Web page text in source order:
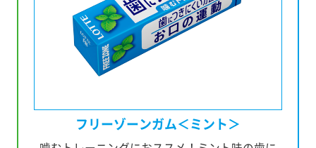
フリーゾーンガム＜ミント＞